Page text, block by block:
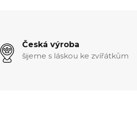
Česká výroba
šijeme s láskou ke zvířátkům